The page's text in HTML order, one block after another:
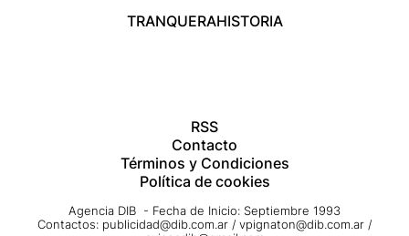
TRANQUERAHISTORIA
RSS
Contacto
Términos y Condiciones
Política de cookies
Agencia DIB - Fecha de Inicio: Septiembre 1993
Contactos: publicidad@dib.com.ar / vpignaton@dib.com.ar /